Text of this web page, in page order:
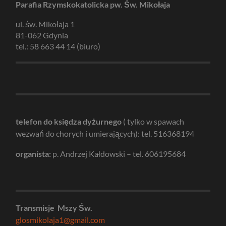
Parafia Rzymskokatolicka pw. Św. Mikołaja
ul. św. Mikołaja 1
81-062 Gdynia
tel.: 58 663 44 14 (biuro)
telefon do księdza dyżurnego ( tylko w spawach
wezwań do chorych i umierających): tel. 516368194
organista: p. Andrzej Kałdowski – tel. 606195684
Transmisje Mszy Św.
glosmikolaja1@gmail.com